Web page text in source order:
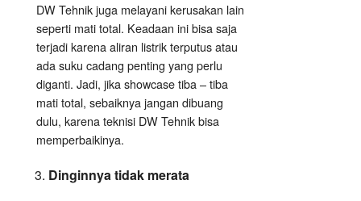
DW Tehnik juga melayani kerusakan lain
seperti mati total. Keadaan ini bisa saja
terjadi karena aliran listrik terputus atau
ada suku cadang penting yang perlu
diganti. Jadi, jika showcase tiba – tiba
mati total, sebaiknya jangan dibuang
dulu, karena teknisi DW Tehnik bisa
memperbaikinya.
Dinginnya tidak merata